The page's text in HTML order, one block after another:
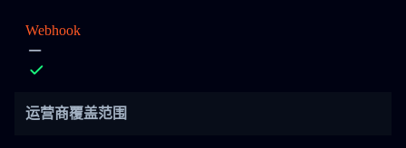
Webhook
运营商覆盖范围